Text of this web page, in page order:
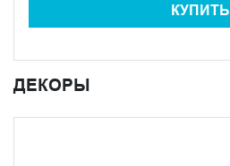
КУПИТЬ
ДЕКОРЫ